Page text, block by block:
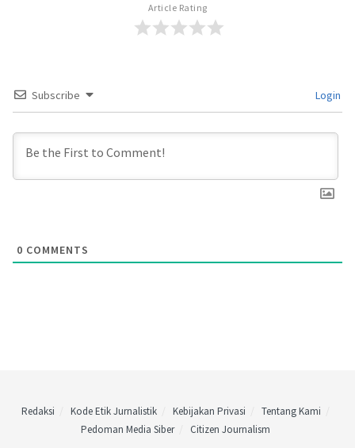
Article Rating
Subscribe Login
0 COMMENTS
Redaksi Kode Etik Jurnalistik Kebijakan Privasi
Tentang Kami
Pedoman Media Siber
Citizen Journalism